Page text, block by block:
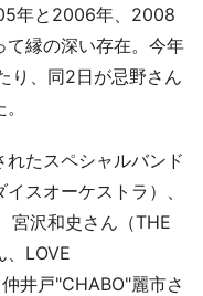
年と2006年、2008
て縁の深い存在。今年
り、同2日が忌野さん
たスペシャルバンド
スオーケストラ）、
宮沢和史さん（THE
、LOVE
井戸"CHABO"麗市さ